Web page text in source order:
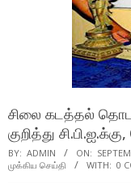
சிலை கடத்தல்
குறித்து
BY: ADMIN ON:
முக்கிய செய்தி
WITH: 0